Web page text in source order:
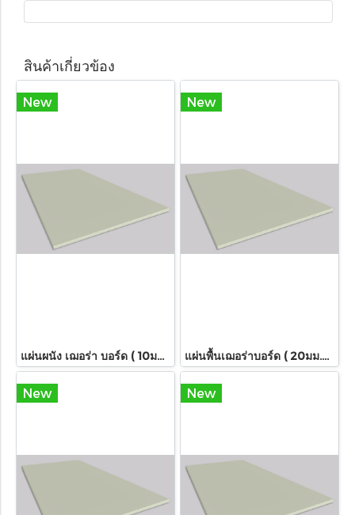
สินค้าเกี่ยวข้อง
New
แผ่นผนัง เฌอร่า บอร์ด ( 10มม.x120x240 ซม. รุ่นขอบตรง )
New
แผ่นพื้นเฌอร่าบอร์ด ( 20มม.x120x240 ซม.) รุ่นขอบตรง
New New